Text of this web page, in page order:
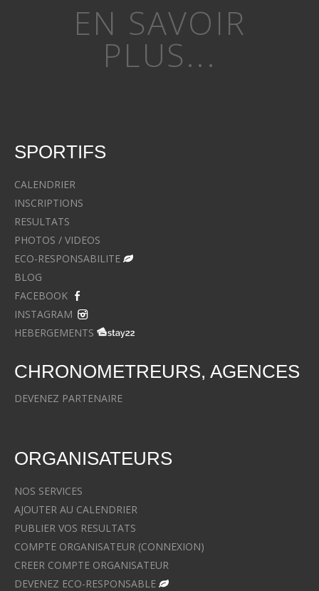
EN SAVOIR
PLUS...
SPORTIFS
CALENDRIER
INSCRIPTIONS
RESULTATS
PHOTOS / VIDEOS
ECO-RESPONSABILITE
BLOG
FACEBOOK
INSTAGRAM
HEBERGEMENTS
CHRONOMETREURS, AGENCES
DEVENEZ PARTENAIRE
ORGANISATEURS
NOS SERVICES
AJOUTER AU CALENDRIER
PUBLIER VOS RESULTATS
COMPTE ORGANISATEUR (CONNEXION)
CREER COMPTE ORGANISATEUR
DEVENEZ ECO-RESPONSABLE